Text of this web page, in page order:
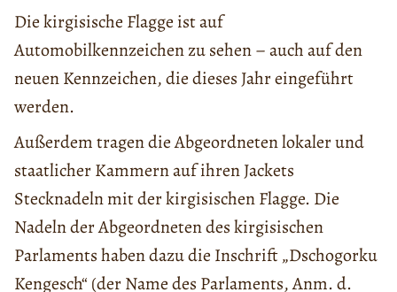
Die kirgisische Flagge ist auf
Automobilkennzeichen zu sehen – auch auf den
neuen Kennzeichen, die dieses Jahr eingeführt
werden.
Außerdem tragen die Abgeordneten lokaler und
staatlicher Kammern auf ihren Jackets
Stecknadeln mit der kirgisischen Flagge. Die
Nadeln der Abgeordneten des kirgisischen
Parlaments haben dazu die Inschrift „Dschogorku
Kengesch“ (der Name des Parlaments, Anm. d.